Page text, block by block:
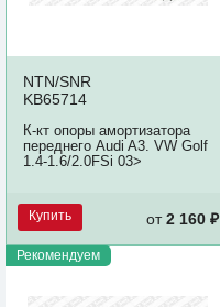
NTN/SNR
KB65714
К-кт опоры амортизатора
переднего Audi A3. VW Golf
1.4-1.6/2.0FSi 03>
Купить от2 160 ₽
Рекомендуем